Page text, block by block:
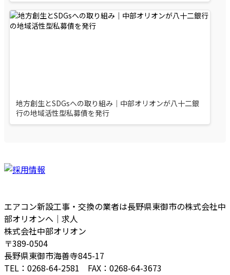
地方創生とSDGsへの取り組み｜中部オリオンが八十二銀
行の地域活性型私募債を発行
エアコン新設工事・交換の業者は長野県東御市の株式会社中
部オリオンへ｜求人
株式会社中部オリオン
〒389-0504
長野県東御市海善寺845-17
TEL：0268-64-2581 FAX：0268-64-3673